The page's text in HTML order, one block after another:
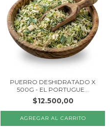
PUERRO DESHIDRATADO X
500G - EL PORTUGUE...
$12.500,00